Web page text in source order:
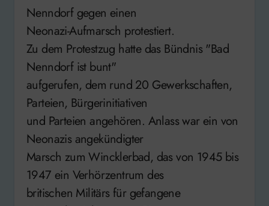
Nenndorf gegen einen
Neonazi-Aufmarsch protestiert.
Zu dem Protestzug hatte das Bündnis "Bad
Nenndorf ist bunt"
aufgerufen, dem rund 20 Gewerkschaften,
Parteien, Bürgerinitiativen
und Parteien angehören. Anlass war ein von
Neonazis angekündigter
Marsch zum Wincklerbad, das von 1945 bis
1947 ein Verhörzentrum des
britischen Militärs für gefangene